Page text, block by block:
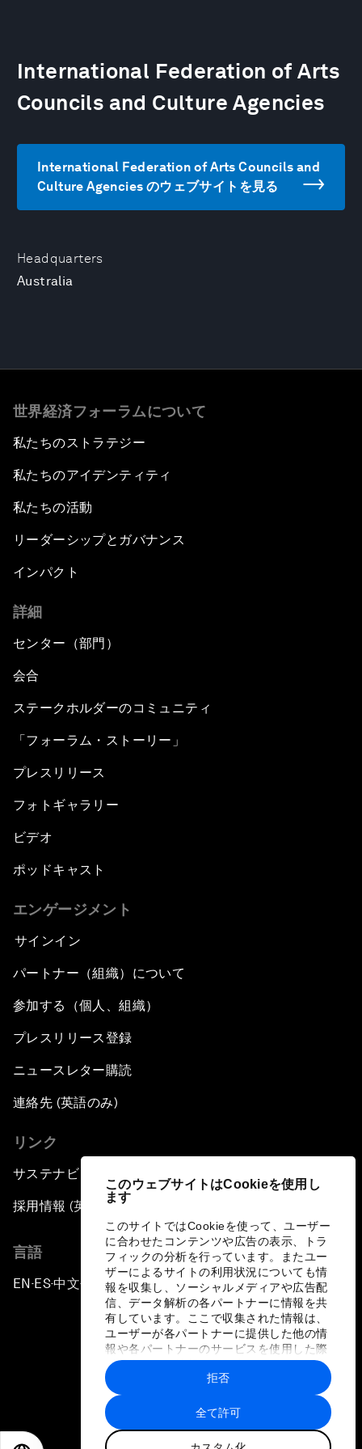
このウェブサイトはCookieを使用し
ます
このサイトではCookieを使って、ユーザー
に合わせたコンテンツや広告の表示、トラ
フィックの分析を行っています。またユー
ザーによるサイトの利用状況についても情
報を収集し、ソーシャルメディアや広告配
信、データ解析の各パートナーに情報を共
有しています。ここで収集された情報は、
ユーザーが各パートナーに提供した他の情
報や各パートナーのサービスを使用した際
に収集された情報と組み合わされ、各パー
トナーによって使用されることがありま
す。
全て許可
拒否
Headquarters
Australia
International Federation of Arts
Councils and Culture Agencies
International Federation of Arts Councils and
Culture Agencies のウェブサイトを見る
世界経済フォーラムについて
私たちのストラテジー
私たちのアイデンティティ
私たちの活動
リーダーシップとガバナンス
インパクト
詳細
センター（部門）
会合
ステークホルダーのコミュニティ
「フォーラム・ストーリー」
プレスリリース
フォトギャラリー
ビデオ
ポッドキャスト
エンゲージメント
サインイン
パートナー（組織）について
参加する（個人、組織）
プレスリリース登録
ニュースレター購読
連絡先 (英語のみ)
リンク
サステナビリティへの取り組み
採用情報 (英語のみ)
言語
EN ▪ES▪中文▪ 日本語
プライバシーポリシーと利用規約
サイトマップ